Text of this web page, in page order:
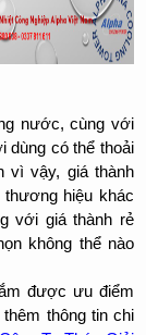
nước, cùng với
dùng có thể thoải
vì vậy, giá thành
hiệu khác
với giá thành rẻ
không thể nào
được ưu điểm
thông tin chi